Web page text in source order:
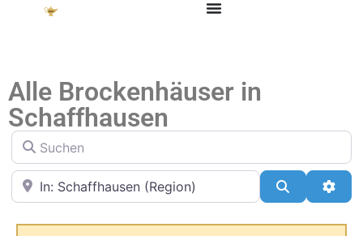
Alle Brockenhäuser in
Schaffhausen
Suchen
in der Nähe
Suchen